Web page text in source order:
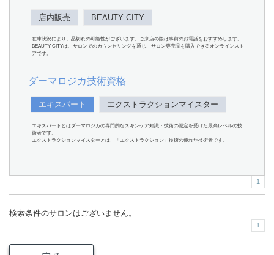
店内販売 BEAUTY CITY
在庫状況により、品切れの可能性がございます。ご来店の際は事前のお電話をおすすめします。
BEAUTY CITYは、サロンでのカウンセリングを通じ、サロン専売品を購入できるオンラインスト
アです。
ダーマロジカ技術資格
エキスパート エクストラクションマイスター
エキスパートとはダーマロジカの専門的なスキンケア知識・技術の認定を受けた最高レベルの技
術者です。
エクストラクションマイスターとは、「エクストラクション」技術の優れた技術者です。
1
検索条件のサロンはございません。
1